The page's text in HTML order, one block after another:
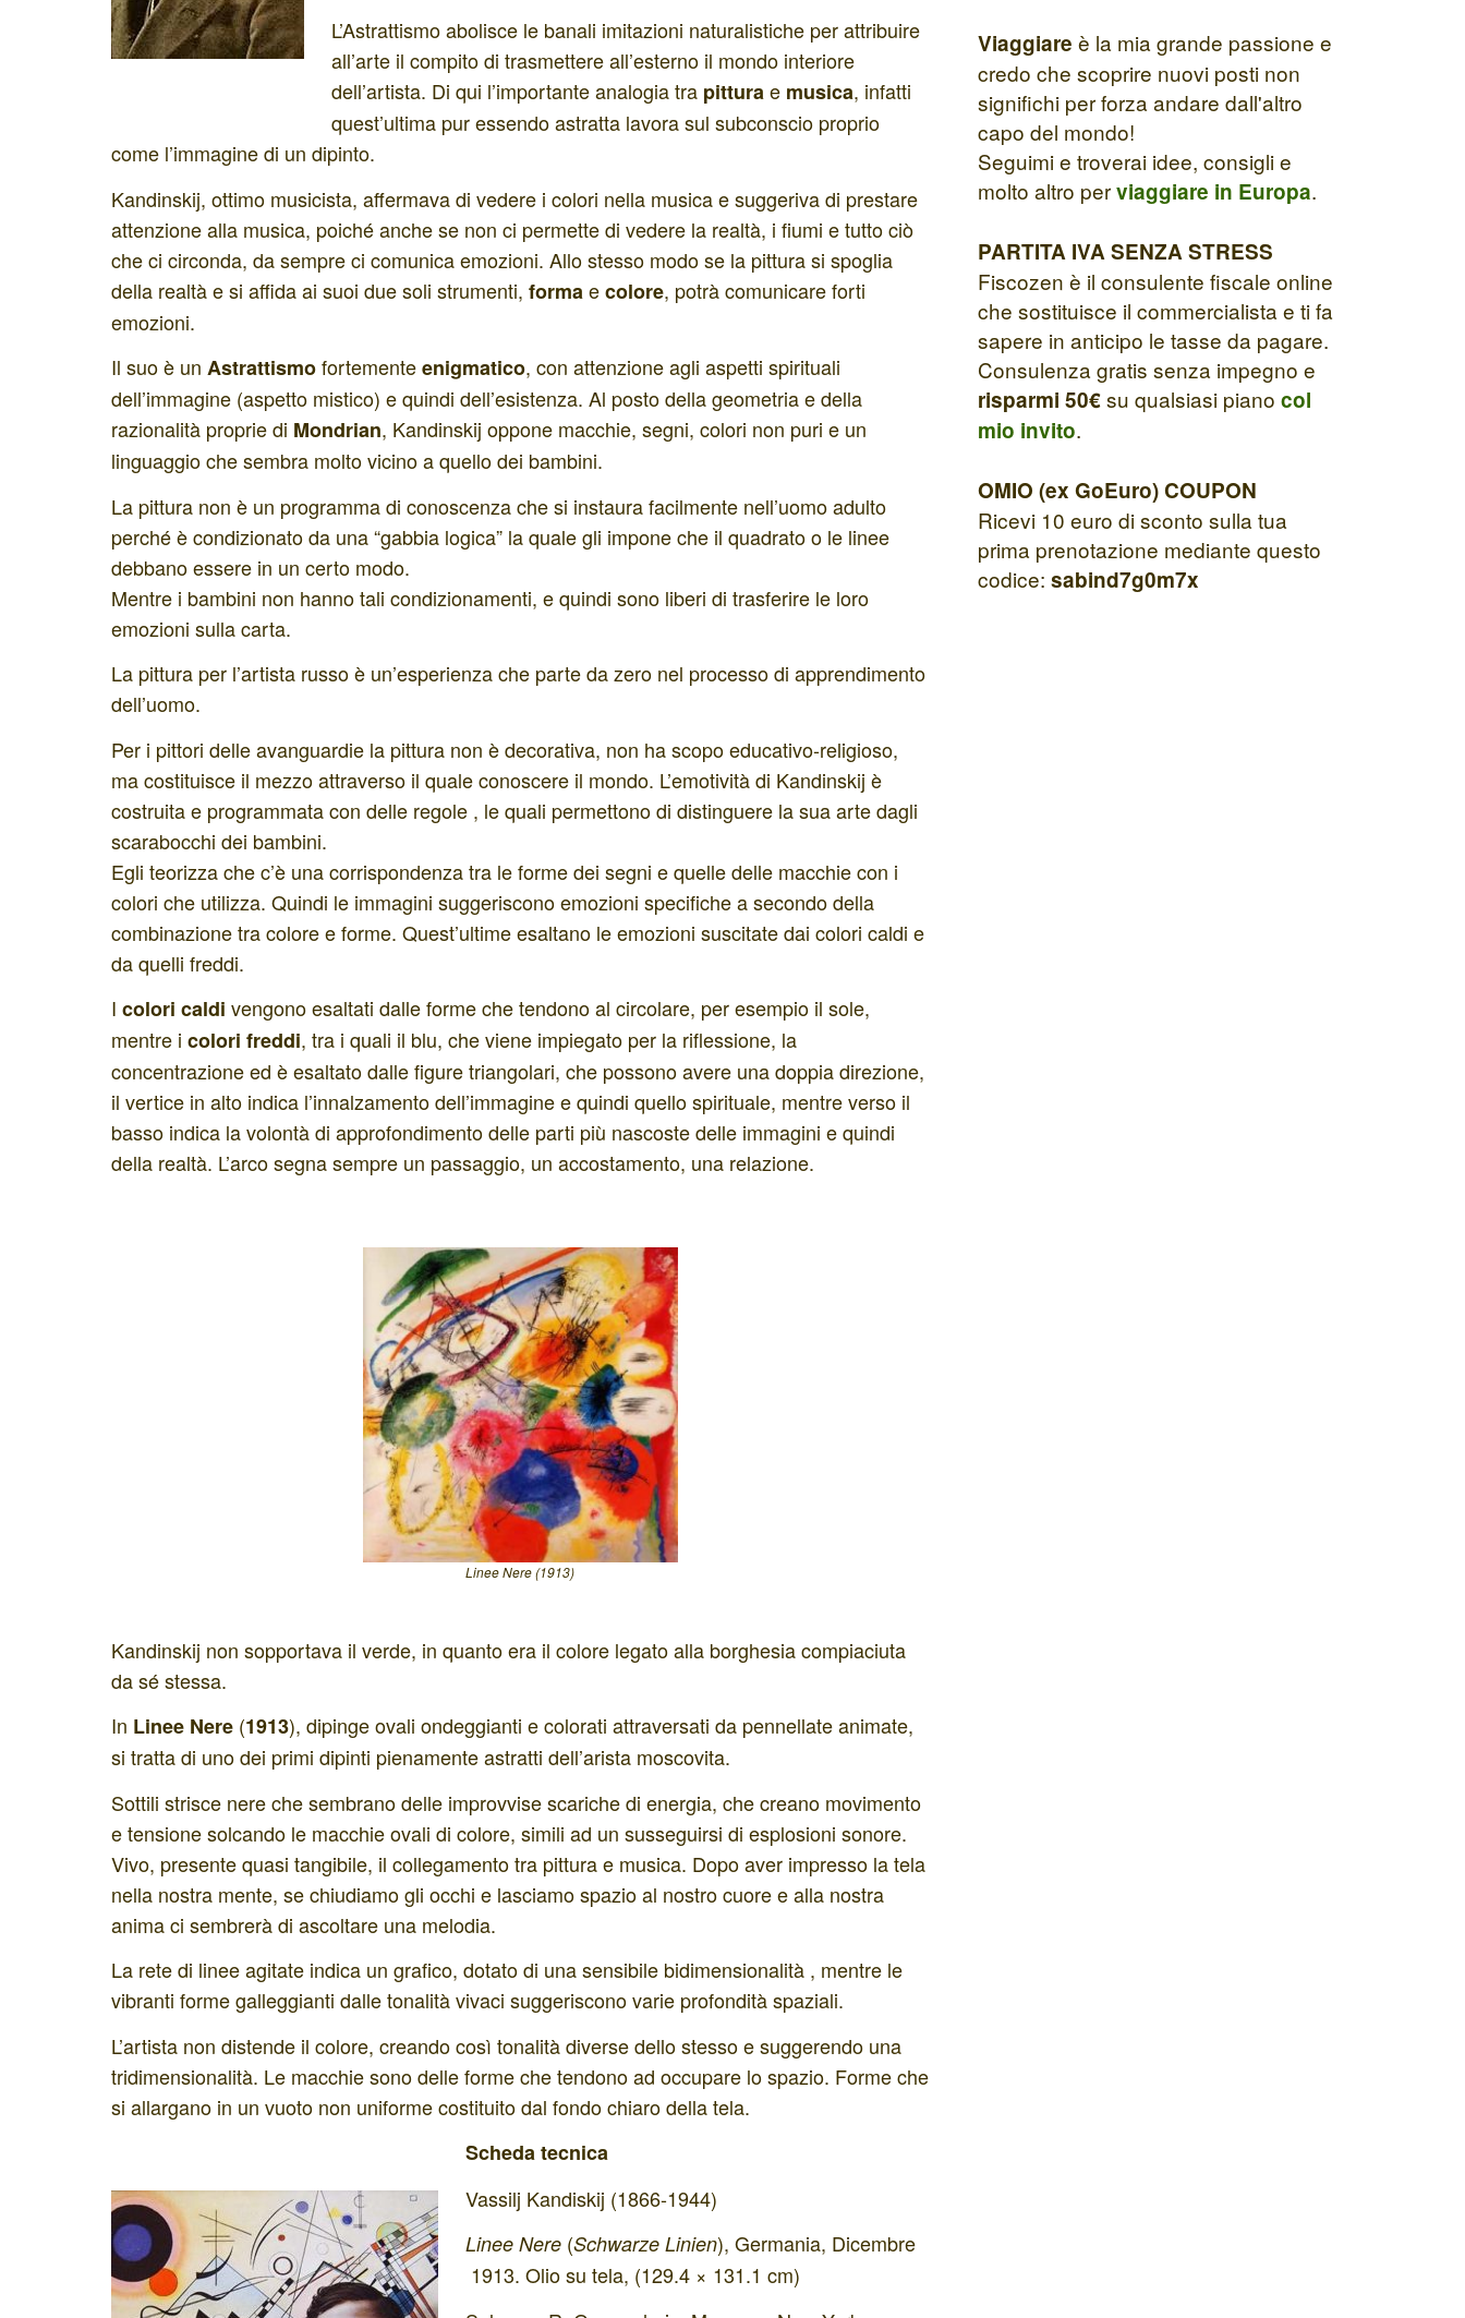
L’Astrattismo abolisce le banali imitazioni naturalistiche per attribuire
all’arte il compito di trasmettere all’esterno il mondo interiore
dell’artista. Di qui l’importante analogia tra pitturae musica, infatti
quest’ultima pur essendo astratta lavora sul subconscio proprio
come l’immagine di un dipinto.
Kandinskij, ottimo musicista, affermava di vedere i colori nella musica e suggeriva di prestare
attenzione alla musica, poiché anche se non ci permette di vedere la realtà, i fiumi e tutto ciò
che ci circonda, da sempre ci comunica emozioni. Allo stesso modo se la pittura si spoglia
della realtà e si affida ai suoi due soli strumenti, formaecolore, potrà comunicare forti
emozioni.
Il suo è un Astrattismofortementeenigmatico, con attenzione agli aspetti spirituali
dell’immagine (aspetto mistico) e quindi dell’esistenza. Al posto della geometria e della
razionalità proprie di Mondrian, Kandinskij oppone macchie, segni, colori non puri e un
linguaggio che sembra molto vicino a quello dei bambini.
La pittura non è un programma di conoscenza che si instaura facilmente nell’uomo adulto
perché è condizionato da una “gabbia logica” la quale gli impone che il quadrato o le linee
debbano essere in un certo modo.
Mentre i bambini non hanno tali condizionamenti, e quindi sono liberi di trasferire le loro
emozioni sulla carta.
La pittura per l’artista russo è un’esperienza che parte da zero nel processo di apprendimento
dell’uomo.
Per i pittori delle avanguardie la pittura non è decorativa, non ha scopo educativo-religioso,
ma costituisce il mezzo attraverso il quale conoscere il mondo. L’emotività di Kandinskij è
costruita e programmata con delle regole , le quali permettono di distinguere la sua arte dagli
scarabocchi dei bambini.
Egli teorizza che c’è una corrispondenza tra le forme dei segni e quelle delle macchie con i
colori che utilizza. Quindi le immagini suggeriscono emozioni specifiche a secondo della
combinazione tra colore e forme. Quest’ultime esaltano le emozioni suscitate dai colori caldi e
da quelli freddi.
I colori caldi vengono esaltati dalle forme che tendono al circolare, per esempio il sole,
mentre i colori freddi, tra i quali il blu, che viene impiegato per la riflessione, la
concentrazione ed è esaltato dalle figure triangolari, che possono avere una doppia direzione,
il vertice in alto indica l’innalzamento dell’immagine e quindi quello spirituale, mentre verso il
basso indica la volontà di approfondimento delle parti più nascoste delle immagini e quindi
della realtà. L’arco segna sempre un passaggio, un accostamento, una relazione.
Linee Nere (1913)
Kandinskij non sopportava il verde, in quanto era il colore legato alla borghesia compiaciuta
da sé stessa.
In Linee Nere (1913), dipinge ovali ondeggianti e colorati attraversati da pennellate animate,
si tratta di uno dei primi dipinti pienamente astratti dell’arista moscovita.
Sottili strisce nere che sembrano delle improvvise scariche di energia, che creano movimento
e tensione solcando le macchie ovali di colore, simili ad un susseguirsi di esplosioni sonore.
Vivo, presente quasi tangibile, il collegamento tra pittura e musica. Dopo aver impresso la tela
nella nostra mente, se chiudiamo gli occhi e lasciamo spazio al nostro cuore e alla nostra
anima ci sembrerà di ascoltare una melodia.
La rete di linee agitate indica un grafico, dotato di una sensibile bidimensionalità , mentre le
vibranti forme galleggianti dalle tonalità vivaci suggeriscono varie profondità spaziali.
L’artista non distende il colore, creando così tonalità diverse dello stesso e suggerendo una
tridimensionalità. Le macchie sono delle forme che tendono ad occupare lo spazio. Forme che
si allargano in un vuoto non uniforme costituito dal fondo chiaro della tela.
Scheda tecnica
Vassilj Kandiskij (1866-1944)
Linee Nere (Schwarze Linien), Germania, Dicembre
1913. Olio su tela, (129.4 × 131.1 cm)
Viaggiare è la mia grande passione e
credo che scoprire nuovi posti non
significhi per forza andare dall'altro
capo del mondo!
Seguimi e troverai idee, consigli e
molto altro perviaggiare in Europa.
PARTITA IVA SENZA STRESS
Fiscozen è il consulente fiscale online
che sostituisce il commercialista e ti fa
sapere in anticipo le tasse da pagare.
Consulenza gratis senza impegno e
risparmi 50€su qualsiasi piano col
mio invito.
OMIO (ex GoEuro) COUPON
Ricevi 10 euro di sconto sulla tua
prima prenotazione mediante questo
codice: sabind7g0m7x